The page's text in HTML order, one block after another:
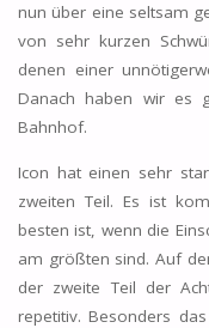
nun über eine seltsam
von sehr kurzen
denen einer
Danach haben wir es
Bahnhof.
Icon hat einen sehr
zweiten Teil. Es ist
besten ist, wenn die
am größten sind. Auf
der zweite Teil der
repetitiv. Besonders